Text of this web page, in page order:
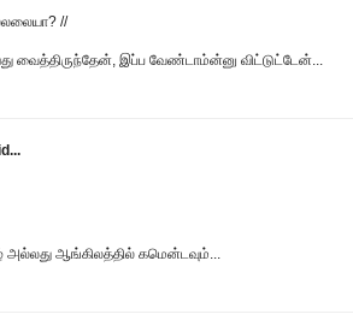
//
வைத்திருந்தேன், இப்ப வேண்டாம்ன்னு விட்டுட்டேன்...
ஆங்கிலத்தில் கமென்டவும்...